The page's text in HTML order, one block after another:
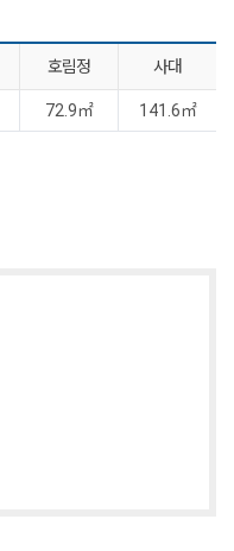
호림정 사대
72.9㎡ 141.6㎡